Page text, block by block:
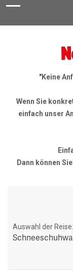
"Keine
Wenn Sie
einfach unser
Dann können
Auswahl der Reise: